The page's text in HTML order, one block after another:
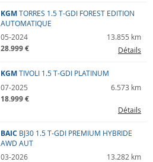
--
max
KGMTORRES 1.5 T-GDI FOREST EDITION
AUTOMATIQUE
05-2024
13.855 km
28.999 € Détails
KGMTIVOLI 1.5 T-GDI PLATINUM
07-2025
6.573 km
18.999 €
Détails
BAIC BJ30 1.5 T-GDI PREMIUM HYBRIDE
AWD AUT
03-2026
13.282 km